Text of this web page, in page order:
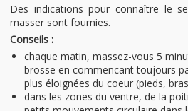
Des indications pour connaître le
masser sont fournies.
Conseils :
chaque matin, massez-vous 5
brosse en commencant toujours
plus éloignées du coeur (pieds,
dans les zones du ventre, de la